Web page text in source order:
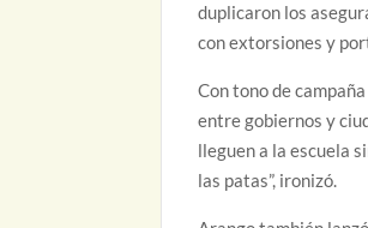
duplicaron los
con extorsiones y
Con tono de
entre gobiernos y
lleguen a la escuela
las patas”, ironizó.